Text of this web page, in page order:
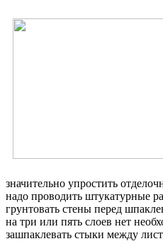
значительно упростить
надо проводить штукатурные
грунтовать стены перед
на три или пять слоев нет
зашпаклевать стыки между